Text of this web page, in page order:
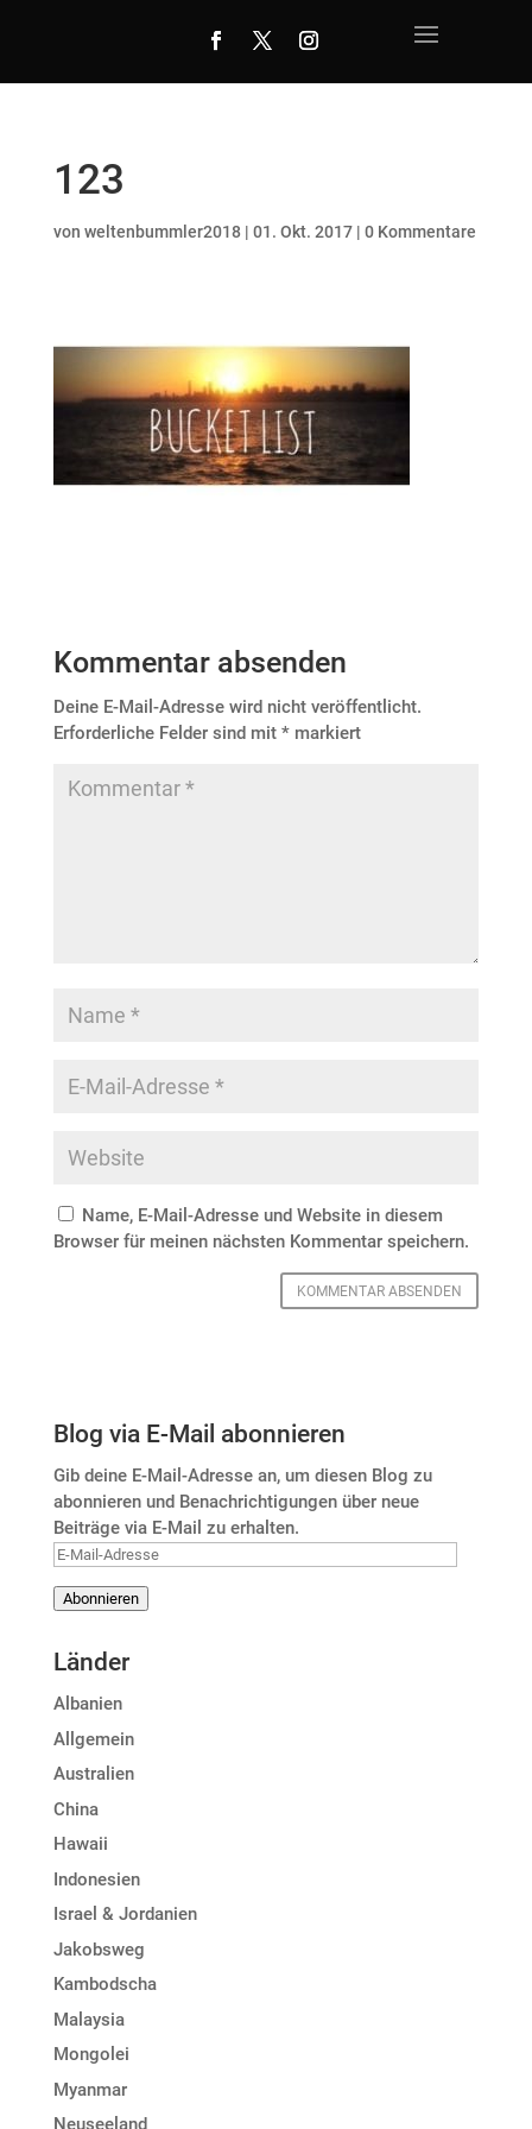
123
von weltenbummler2018| 01. Okt. 2017| 0 Kommentare
Kommentar absenden
Deine E-Mail-Adresse wird nicht veröffentlicht.
Erforderliche Felder sind mit *markiert
Name, E-Mail-Adresse und Website in diesem
Browser für meinen nächsten Kommentar speichern.
Blog via E-Mail abonnieren
Gib deine E-Mail-Adresse an, um diesen Blog zu
abonnieren und Benachrichtigungen über neue
Beiträge via E-Mail zu erhalten.
E-
Adresse
Abonnieren
Länder
Albanien
Allgemein
Australien
China
Hawaii
Indonesien
Israel & Jordanien
Jakobsweg
Kambodscha
Malaysia
Mongolei
Myanmar
Neuseeland